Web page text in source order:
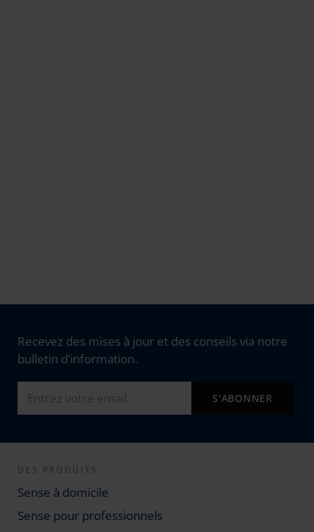
Recevez des mises à jour et des conseils via notre
bulletin d’information.
DES PRODUITS
Sense à domicile
Sense pour professionnels